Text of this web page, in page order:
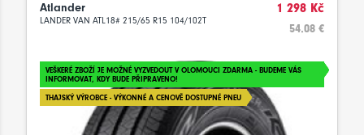
Atlander
LANDER VAN ATL18# 215/65 R15 104/102T
1 298 Kč
54.08 €
VEŠKERÉ ZBOŽÍ JE MOŽNÉ VYZVEDOUT V OLOMOUCI ZDARMA - BUDEME VÁS
INFORMOVAT, KDY BUDE PŘIPRAVENO!
THAJSKÝ VÝROBCE - VÝKONNÉ A CENOVĚ DOSTUPNÉ PNEU